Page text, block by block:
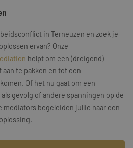
in Terneuzen en zoek je
ervan? Onze
helpt om een (dreigend)
te pakken en tot een
Of het nu gaat om een
gevolg of andere spanningen op de
mediators begeleiden jullie naar een